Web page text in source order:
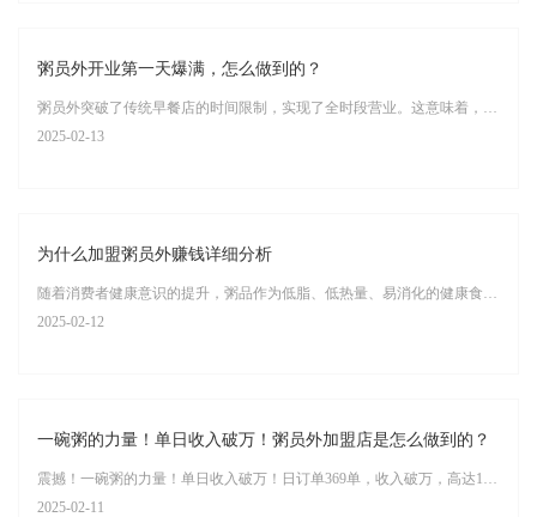
粥员外开业第一天爆满，怎么做到的？
粥员外突破了传统早餐店的时间限制，实现了全时段营业。这意味着，无论是早餐、午餐、下午茶，还是晚餐或夜宵，顾客都能随时享受到粥员外的美味粥品和丰富餐食。这种营业时间上的延长，大大增加了店铺的客源和营业额。
2025-02-13
为什么加盟粥员外赚钱详细分析
随着消费者健康意识的提升，粥品作为低脂、低热量、易消化的健康食品，受到越来越多人的青睐。粥员外主打养生粥品，符合现代消费者的饮食需求。 特别是在一线和新一线城市，健康餐饮市场增长迅速，粥员外可以借助这一趋势吸引消费者。
2025-02-12
一碗粥的力量！单日收入破万！粥员外加盟店是怎么做到的？
震撼！一碗粥的力量！单日收入破万！日订单369单，收入破万，高达10372.6元！小店大能量，你们的胃被粥员外承包啦！ 粥员外加盟店是怎么做到的？“粥员外”加盟店单日收入破万的成绩，主要得益于以下几个方面的策略：
2025-02-11